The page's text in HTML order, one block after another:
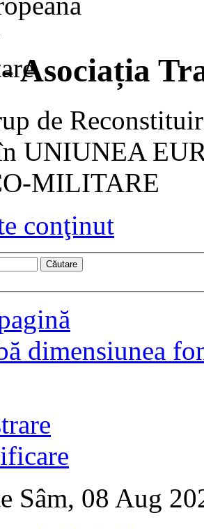
Asociația
de
UNIUNEA
MILITARE
conţinut
dimensiunea
Sâm, 08 Aug